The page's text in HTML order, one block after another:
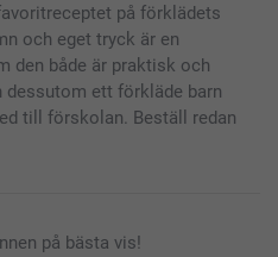
på förklädets
och eget tryck är en
den både är praktisk och
dessutom ett förkläde barn
till förskolan. Beställ redan
på bästa vis!